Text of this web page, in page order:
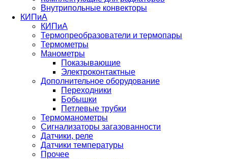
Внутрипольные конвекторы
КИПиА
КИПиА
Термопреобразователи и термопары
Термометры
Манометры
Показывающие
Электроконтактные
Дополнительное оборудование
Переходники
Бобышки
Петлевые трубки
Термоманометры
Сигнализаторы загазованности
Датчики, реле
Датчики температуры
Прочее